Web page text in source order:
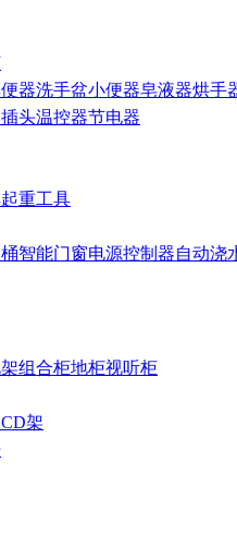
器洗手盆小便器皂液器烘手
插头温控器节电器
起重工具
智能门窗电源控制器自动浇
组合柜地柜视听柜
CD架